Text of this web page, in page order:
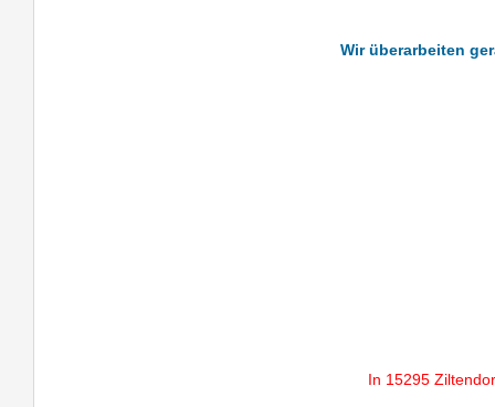
Wir überarbeiten
In 15295